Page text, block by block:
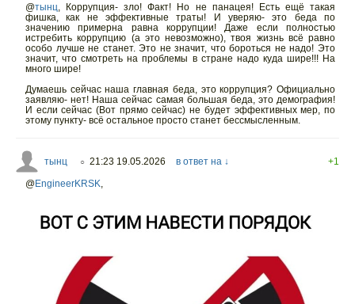
@тынц, Коррупция- зло! Факт! Но не панацея! Есть ещё такая
фишка, как не эффективные траты! И уверяю- это беда по
значению примерна равна коррупции! Даже если полностью
истребить коррупцию (а это невозможно), твоя жизнь всё равно
особо лучше не станет. Это не значит, что бороться не надо! Это
значит, что смотреть на проблемы в стране надо куда шире!!! На
много шире!
Думаешь сейчас наша главная беда, это коррупция? Официально
заявляю- нет! Наша сейчас самая большая беда, это демография!
И если сейчас (Вот прямо сейчас) не будет эффективных мер, по
этому пункту- всё остальное просто станет бессмысленным.
тынц ○ 21:23 19.05.2026 в ответ на ↓
+1
@EngineerKRSK,